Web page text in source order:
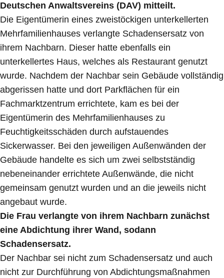
Deutschen Anwaltsvereins (DAV) mitteilt.
Die Eigentümerin eines zweistöckigen unterkellerten
Mehrfamilienhauses verlangte Schadensersatz von
ihrem Nachbarn. Dieser hatte ebenfalls ein
unterkellertes Haus, welches als Restaurant genutzt
wurde. Nachdem der Nachbar sein Gebäude vollständig
abgerissen hatte und dort Parkflächen für ein
Fachmarktzentrum errichtete, kam es bei der
Eigentümerin des Mehrfamilienhauses zu
Feuchtigkeitsschäden durch aufstauendes
Sickerwasser. Bei den jeweiligen Außenwänden der
Gebäude handelte es sich um zwei selbstständig
nebeneinander errichtete Außenwände, die nicht
gemeinsam genutzt wurden und an die jeweils nicht
angebaut wurde.
Die Frau verlangte von ihrem Nachbarn zunächst
eine Abdichtung ihrer Wand, sodann
Schadensersatz.
Der Nachbar sei nicht zum Schadensersatz und auch
nicht zur Durchführung von Abdichtungsmaßnahmen